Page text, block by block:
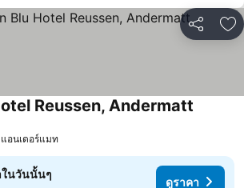
แชร์ เ
Reussen, Andermatt
แอนเดอร์แมท
ในวันนั้นๆ
ดูราคา